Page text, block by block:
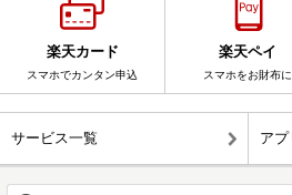
楽天カード
スマホでカンタン申込
楽天ペイ
スマホをお財布に
サービス一覧 アプ